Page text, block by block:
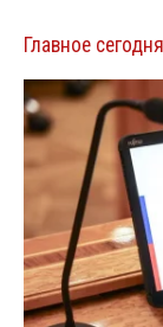
Главное сегодня